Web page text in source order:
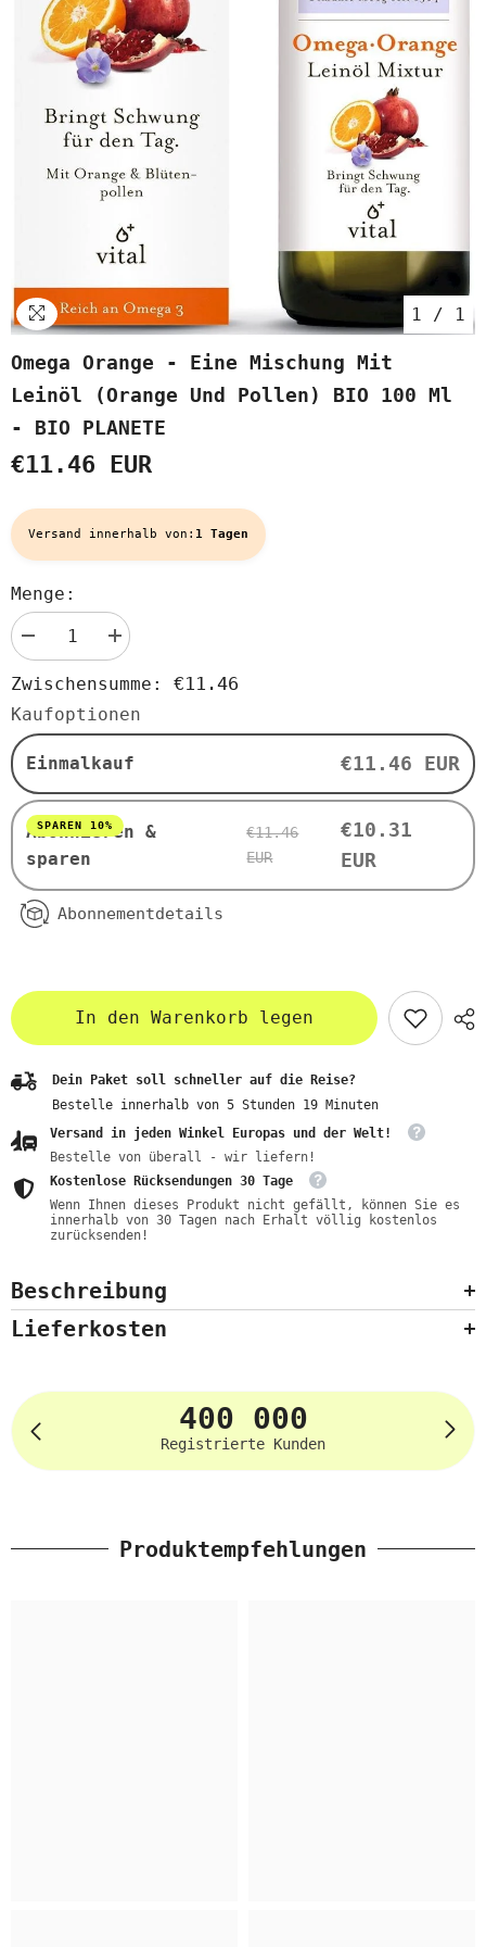
1 / 1
Omega Orange - Eine Mischung Mit
Leinöl (Orange Und Pollen) BIO 100 Ml
- BIO PLANETE
€11.46 EUR
Versand innerhalb von: 1 Tagen
Menge:
verringern
für
Omega
Orange
-
eine
Mischung
mit
Leinöl
(Orange
und
Pollen)
BIO
100
ml
-
BIO
Menge
erhöhen
Omega
Orange
-
eine
Mischung
mit
Leinöl
(Orange
und
Pollen)
ml
BIO
Zwischensumme: €11.46
Kaufoptionen
Einmalkauf €11.46 EUR
Abonnieren &
sparen
SPAREN 10%
€11.46
EUR
€10.31
EUR
Abonnementdetails
In den Warenkorb legen
Dein Paket soll schneller auf die Reise?
Bestelle innerhalb von 5 Stunden 19 Minuten
Versand in jeden Winkel Europas und der Welt!
Bestelle von überall - wir liefern!
Kostenlose Rücksendungen 30 Tage
Wenn Ihnen dieses Produkt nicht gefällt, können Sie es
innerhalb von 30 Tagen nach Erhalt völlig kostenlos
zurücksenden!
Beschreibung
Lieferkosten
400 000
Registrierte Kunden
Produktempfehlungen